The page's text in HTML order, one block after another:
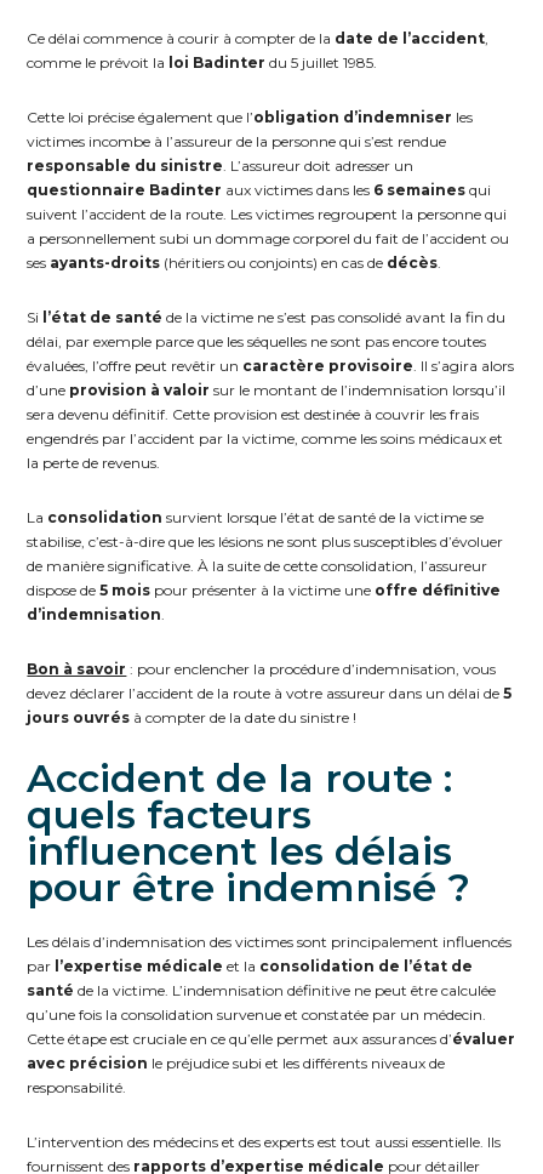
Ce délai commence à courir à compter de la date de l’accident,
comme le prévoit la loi Badinter du 5 juillet 1985.
Cette loi précise également que l’obligation d’indemniser les
victimes incombe à l’assureur de la personne qui s’est rendue
responsable du sinistre. L’assureur doit adresser un
questionnaire Badinter aux victimes dans les 6 semaines qui
suivent l’accident de la route. Les victimes regroupent la personne qui
a personnellement subi un dommage corporel du fait de l’accident ou
ses ayants-droits (héritiers ou conjoints) en cas de décès.
Si l’état de santé de la victime ne s’est pas consolidé avant la fin du
délai, par exemple parce que les séquelles ne sont pas encore toutes
évaluées, l’offre peut revêtir un caractère provisoire. Il s’agira alors
d’une provision à valoir sur le montant de l’indemnisation lorsqu’il
sera devenu définitif. Cette provision est destinée à couvrir les frais
engendrés par l’accident par la victime, comme les soins médicaux et
la perte de revenus.
La consolidation survient lorsque l’état de santé de la victime se
stabilise, c’est-à-dire que les lésions ne sont plus susceptibles d’évoluer
de manière significative. À la suite de cette consolidation, l’assureur
dispose de5 mois pour présenter à la victime une offre définitive
d’indemnisation.
Bon à savoir : pour enclencher la procédure d’indemnisation, vous
devez déclarer l’accident de la route à votre assureur dans un délai de5
jours ouvrés à compter de la date du sinistre !
Accident de la route :
quels facteurs
influencent les délais
pour être indemnisé ?
Les délais d’indemnisation des victimes sont principalement influencés
par l’expertise médicale et la consolidation de l’état de
santé de la victime. L’indemnisation définitive ne peut être calculée
qu’une fois la consolidation survenue et constatée par un médecin.
Cette étape est cruciale en ce qu’elle permet aux assurances d’évaluer
avec précision le préjudice subi et les différents niveaux de
responsabilité.
L’intervention des médecins et des experts est tout aussi essentielle. Ils
fournissent des rapports d’expertise médicale pour détailler